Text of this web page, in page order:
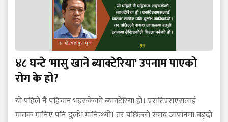
४८ घन्टे 'मासु खाने ब्याक्टेरिया' उपनाम पाएको
रोग के हो?
यो पहिले नै पहिचान भइसकेको ब्याक्टेरिया हो। एसटिएसएसलाई
घातक मानिए पनि दुर्लभ मानिन्थ्यो। तर पछिल्लो समय जापानमा बढ्दो